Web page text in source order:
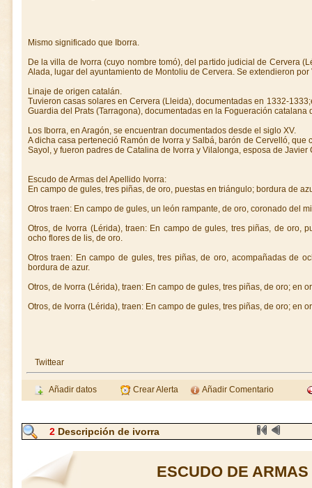
Mismo significado que Iborra.
De la villa de Ivorra (cuyo nombre tomó), del partido judicial de Cervera
Alada, lugar del ayuntamiento de Montoliu de Cervera. Se extendieron por
Linaje de origen catalán.
Tuvieron casas solares en Cervera (Lleida), documentadas en 1332-
Guardia del Prats (Tarragona), documentadas en la Fogueración catalana
Los Iborra, en Aragón, se encuentran documentados desde el siglo XV.
A dicha casa perteneció Ramón de Ivorra y Salbá, barón de Cervelló,
Sayol, y fueron padres de Catalina de Ivorra y Vilalonga, esposa de Javier
Escudo de Armas del Apellido Ivorra:
En campo de gules, tres piñas, de oro, puestas en triángulo; bordura de
Otros traen: En campo de gules, un león rampante, de oro, coronado del
Otros, de Ivorra (Lérida), traen: En campo de gules, tres piñas, de oro,
ocho flores de lis, de oro.
Otros traen: En campo de gules, tres piñas, de oro, acompañadas de
bordura de azur.
Otros, de Ivorra (Lérida), traen: En campo de gules, tres piñas, de oro; en
Otros, de Ivorra (Lérida), traen: En campo de gules, tres piñas, de oro; en
Twittear
Añadir datos Crear Alerta Añadir Comentario
2 Descripción de ivorra
ESCUDO DE